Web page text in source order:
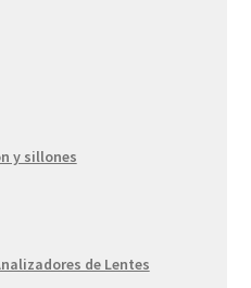
y sillones
de Lentes